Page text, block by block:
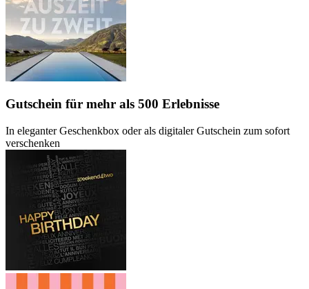
Gutschein für mehr als 500 Erlebnisse
In eleganter Geschenkbox oder als digitaler Gutschein zum sofort
verschenken